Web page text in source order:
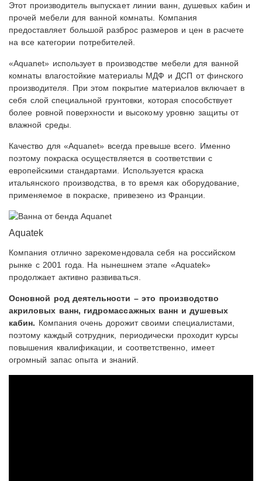
Этот производитель выпускает линии ванн, душевых кабин и
прочей мебели для ванной комнаты. Компания
предоставляет большой разброс размеров и цен в расчете
на все категории потребителей.
«Aquanet» использует в производстве мебели для ванной
комнаты влагостойкие материалы МДФ и ДСП от финского
производителя. При этом покрытие материалов включает в
себя слой специальной грунтовки, которая способствует
более ровной поверхности и высокому уровню защиты от
влажной среды.
Качество для «Aquanet» всегда превыше всего. Именно
поэтому покраска осуществляется в соответствии с
европейскими стандартами. Используется краска
итальянского производства, в то время как оборудование,
применяемое в покраске, привезено из Франции.
Aquatek
Компания отлично зарекомендовала себя на российском
рынке с 2001 года. На нынешнем этапе «Aquatek»
продолжает активно развиваться.
Основной род деятельности – это производство
акриловых ванн, гидромассажных ванн и душевых
кабин. Компания очень дорожит своими специалистами,
поэтому каждый сотрудник, периодически проходит курсы
повышения квалификации, и соответственно, имеет
огромный запас опыта и знаний.